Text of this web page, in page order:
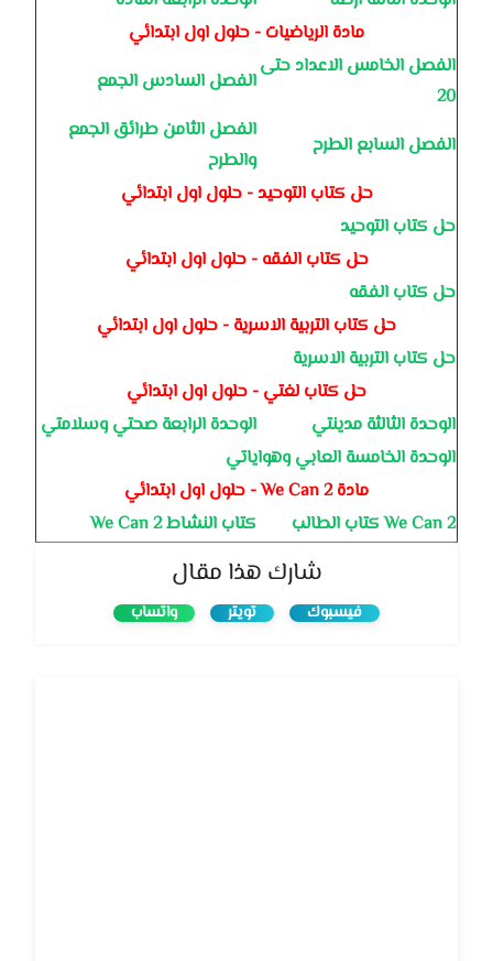
مادة الرياضيات - حلول اول ابتدائي
الفصل الخامس الاعداد حتى
20
الفصل السادس الجمع
الفصل السابع الطرح
الفصل الثامن طرائق الجمع
والطرح
حل كتاب التوحيد - حلول اول ابتدائي
حل كتاب التوحيد
حل كتاب الفقه - حلول اول ابتدائي
حل كتاب الفقه
حل كتاب التربية الاسرية - حلول اول ابتدائي
حل كتاب التربية الاسرية
حل كتاب لغتي - حلول اول ابتدائي
الوحدة الثالثة مدينتي
الوحدة الرابعة صحتي وسلامتي
الوحدة الخامسة العابي وهواياتي
مادة We Can 2 - حلول اول ابتدائي
We Can 2 كتاب الطالب
كتاب النشاط We Can 2
شارك هذا مقال
فيسبوك تويتر واتساب